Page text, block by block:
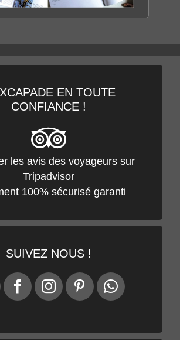
EN TOUTE
CONFIANCE !
les avis des voyageurs sur
Tripadvisor
100% sécurisé garanti
SUIVEZ NOUS !